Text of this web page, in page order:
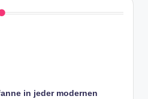
in jeder modernen